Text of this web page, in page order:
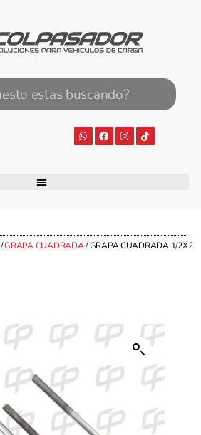
/GRAPA CUADRADA/ GRAPA CUADRADA 1/2X2